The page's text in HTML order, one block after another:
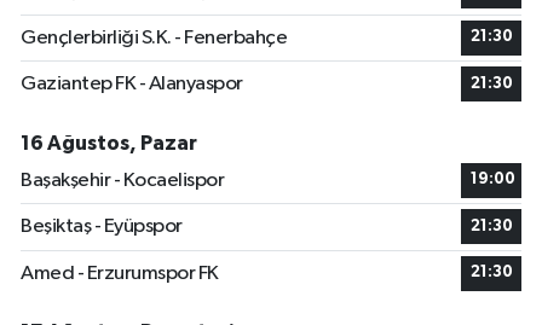
Gençlerbirliği S.K. - Fenerbahçe 21:30
Gaziantep FK - Alanyaspor 21:30
16 Ağustos, Pazar
Başakşehir - Kocaelispor
19:00
Beşiktaş - Eyüpspor 21:30
Amed - Erzurumspor FK 21:30